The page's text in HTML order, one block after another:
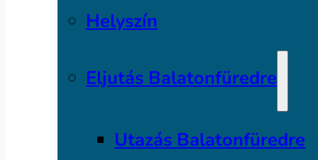
Helyszín
Eljutás Balatonfüredre
Utazás Balatonfüredre